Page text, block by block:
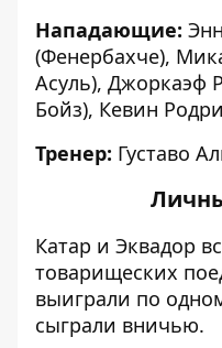
Нападающие:
(Фенербахче),
Асуль), Джоркаэф
Бойз), Кевин
Тренер: Густаво
Катар и Эквадор
товарищеских
выиграли по
сыграли вничью.